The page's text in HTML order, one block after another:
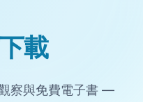
載
察與免費電子書 —